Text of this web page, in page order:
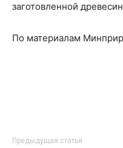
заготовленной
По материалам
Предыдущая статья